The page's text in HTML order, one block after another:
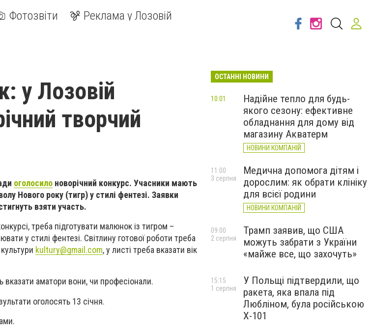
Фотозвіти Реклама у Лозовій
у Лозовій
творчий
оголосило новорічний конкурс. Учасники мають
Нового року (тигр) у стилі фентезі. Заявки
взяти участь.
треба підготувати малюнок із тигром –
у стилі фентезі. Світлину готової роботи треба
kultury@gmail.com, у листі треба вказати вік
вказати аматори вони, чи професіонали.
оголосять 13 січня.
ОСТАННІ НОВИНИ
Надійне тепло для будь-
якого сезону: ефективне
обладнання для дому від
магазину Акватерм
НОВИНИ КОМПАНІЙ
10:01
Медична допомога дітям і
дорослим: як обрати клініку
для всієї родини
НОВИНИ КОМПАНІЙ
11:00
3 серпня
Трамп заявив, що США
можуть забрати з України
«майже все, що захочуть»
09:00
2 серпня
У Польщі підтвердили, що
ракета, яка впала під
Любліном, була російською
Х-101
15:15
1 серпня